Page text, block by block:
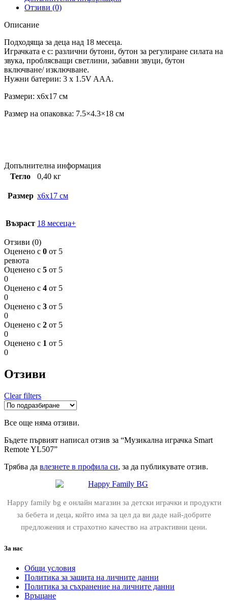
Отзиви (0)
Описание
Подходяща за деца над 18 месеца.
Играчката е с: различни бутони, бутон за регулиране силата на
звука, проблясващи светлини, забавни звуци, бутон
включване/ изключване.
Нужни батерии: 3 x 1.5V AAA.
Размери: x6x17 см
Размер на опаковка: 7.5×4.3×18 см
Допълнителна информация
Тегло
0,40 кг
Размер x6x17 см
Възраст 18 месеца+
Отзиви (0)
Оценено с 0 от 5
ревюта
Оценено с 5 от 5
0
Оценено с 4 от 5
0
Оценено с 3 от 5
0
Оценено с 2 от 5
0
Оценено с 1 от 5
0
Отзиви
Clear filters
Все още няма отзиви.
Бъдете първият написал отзив за “Музикална играчка Smart
Remote YL507”
Трябва да влезнете в профила си, за да публикувате отзив.
Happy family bg е онлайн магазин за детски играчки и продукти
за бебета и деца, който има за цел да ви даде най-добрите
предложения и страхотно качество на атрактивни цени.
За нас
Общи условия
Политика за защита на личните данни
Политика за съхранение на личните данни
Връщане